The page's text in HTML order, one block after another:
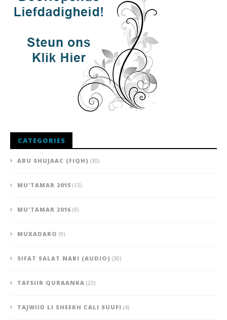
CATEGORIES
ABU SHUJAAC (FIQH) (30)
MU'TAMAR 2015 (13)
MU'TAMAR 2016 (9)
MUXADARO (9)
SIFAT SALAT NABI (AUDIO) (30)
TAFSIIR QURAANKA (23)
TAJWIID LI SHEEKH CALI SUUFI (4)